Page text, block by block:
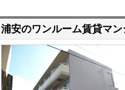
浦安のワンルーム賃貸マン